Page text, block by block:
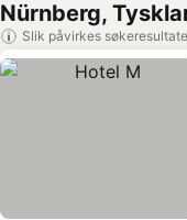
Nürnberg,
Slik påvirkes